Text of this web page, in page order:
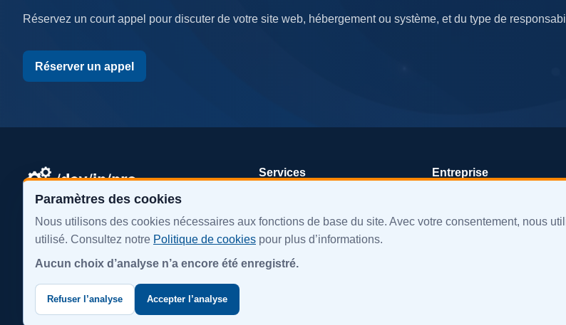
Réservez un court appel pour discuter de votre site web, hébergement ou système, et du type de
Réserver un appel
Sites web, hébergement et systèmes
fiables pour les entreprises qui ont besoin
Services
Hébergement
Systèmes sur mesure
Entreprise
Valeurs
© 2026 DevInPro. Tous droits réservés.
Paramètres des cookies
Nous utilisons des cookies nécessaires aux fonctions de base du site. Avec votre consentement, nous
utilisé. Consultez notre Politique de cookies pour plus d’informations.
Aucun choix d’analyse n’a encore été enregistré.
Refuser l’analyse Accepter l’analyse